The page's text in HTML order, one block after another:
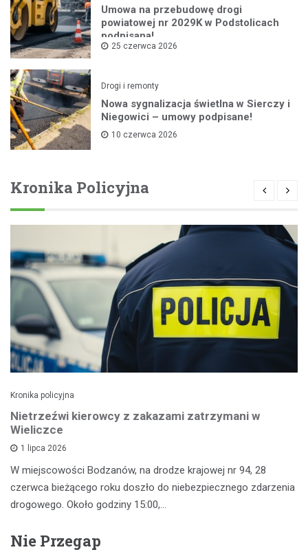
Umowa na przebudowę drogi
powiatowej nr 2029K w Podstolicach
podpisana!
25 czerwca 2026
Drogi i remonty
Nowa sygnalizacja świetlna w Sierczy i
Niegowici – umowy podpisane!
10 czerwca 2026
Kronika Policyjna
Kronika policyjna
Nietrzeźwi kierowcy z zakazami zatrzymani w
Wieliczce
1 lipca 2026
W miejscowości Bodzanów, na drodze krajowej nr 94, 28
czerwca bieżącego roku doszło do niebezpiecznego zdarzenia
drogowego. Około godziny 15:00,…
Nie Przegap